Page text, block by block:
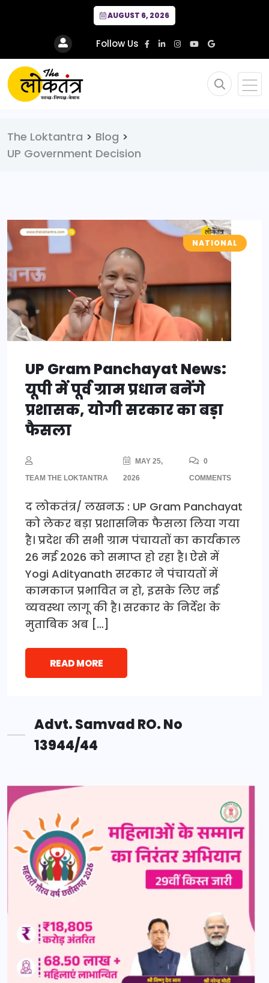
AUGUST 6, 2026
Follow Us
The Loktantra > Blog >
UP Government Decision
NATIONAL
UP Gram Panchayat News:
यूपी में पूर्व ग्राम प्रधान बनेंगे
प्रशासक, योगी सरकार का बड़ा
फैसला
TEAM THE LOKTANTRA
MAY 25,
2026
0
COMMENTS
द लोकतंत्र/ लखनऊ : UP Gram Panchayat
को लेकर बड़ा प्रशासनिक फैसला लिया गया
है। प्रदेश की सभी ग्राम पंचायतों का कार्यकाल
26 मई 2026 को समाप्त हो रहा है। ऐसे में
Yogi Adityanath सरकार ने पंचायतों में
कामकाज प्रभावित न हो, इसके लिए नई
व्यवस्था लागू की है। सरकार के निर्देश के
मुताबिक अब […]
READ MORE
Advt. Samvad RO. No
13944/44